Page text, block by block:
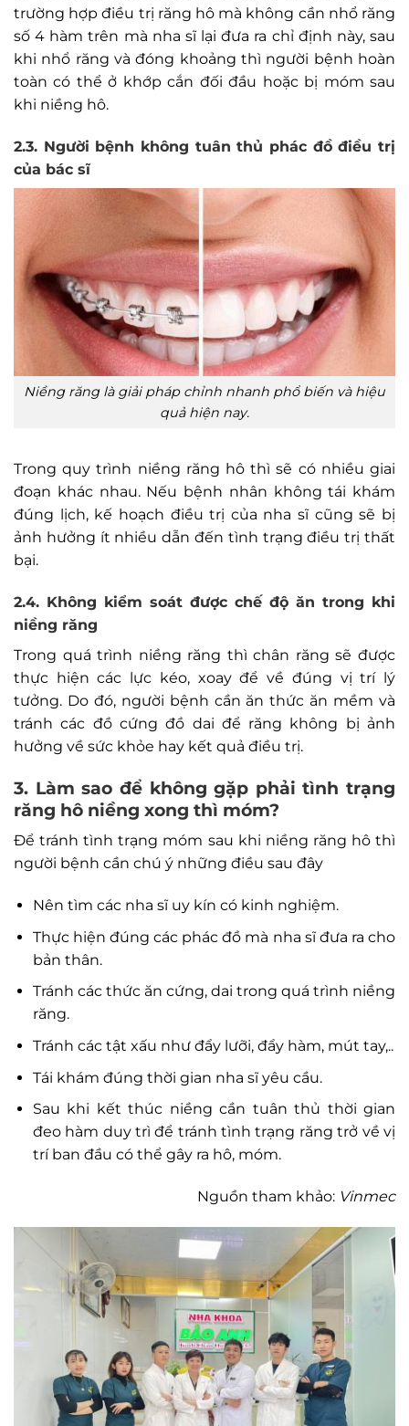
trường hợp điều trị răng hô mà không cần nhổ răng
số 4 hàm trên mà nha sĩ lại đưa ra chỉ định này, sau
khi nhổ răng và đóng khoảng thì người bệnh hoàn
toàn có thể ở khớp cắn đối đầu hoặc bị móm sau
khi niềng hô.
2.3. Người bệnh không tuân thủ phác đồ điều trị
của bác sĩ
Niềng răng là giải pháp chỉnh nhanh phổ biến và hiệu
quả hiện nay.
Trong quy trình niềng răng hô thì sẽ có nhiều giai
đoạn khác nhau. Nếu bệnh nhân không tái khám
đúng lịch, kế hoạch điều trị của nha sĩ cũng sẽ bị
ảnh hưởng ít nhiều dẫn đến tình trạng điều trị thất
bại.
2.4. Không kiểm soát được chế độ ăn trong khi
niềng răng
Trong quá trình niềng răng thì chân răng sẽ được
thực hiện các lực kéo, xoay để về đúng vị trí lý
tưởng. Do đó, người bệnh cần ăn thức ăn mềm và
tránh các đồ cứng đồ dai để răng không bị ảnh
hưởng về sức khỏe hay kết quả điều trị.
3. Làm sao để không gặp phải tình trạng
răng hô niềng xong thì móm?
Để tránh tình trạng móm sau khi niềng răng hô thì
người bệnh cần chú ý những điều sau đây
Nên tìm các nha sĩ uy kín có kinh nghiệm.
Thực hiện đúng các phác đồ mà nha sĩ đưa ra cho
bản thân.
Tránh các thức ăn cứng, dai trong quá trình niềng
răng.
Tránh các tật xấu như đẩy lưỡi, đẩy hàm, mút tay,..
Tái khám đúng thời gian nha sĩ yêu cầu.
Sau khi kết thúc niềng cần tuân thủ thời gian
đeo hàm duy trì để tránh tình trạng răng trở về vị
trí ban đầu có thể gây ra hô, móm.
Nguồn tham khảo: Vinmec